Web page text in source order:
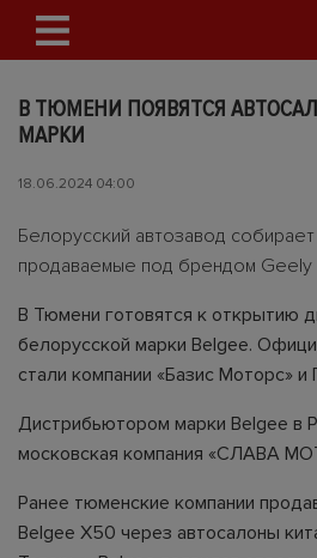
В ТЮМЕНИ ПОЯВЯТСЯ
МАРКИ
18.06.2024 04:00
Белорусский автозавод
продаваемые под брендом Geely
В Тюмени готовятся к открытию
белорусской марки Belgee.
стали компании «Базис Моторс» и
Дистрибьютором марки Belgee в
московская компания «СЛАВА
Ранее тюменские компании
Belgee X50 через автосалоны